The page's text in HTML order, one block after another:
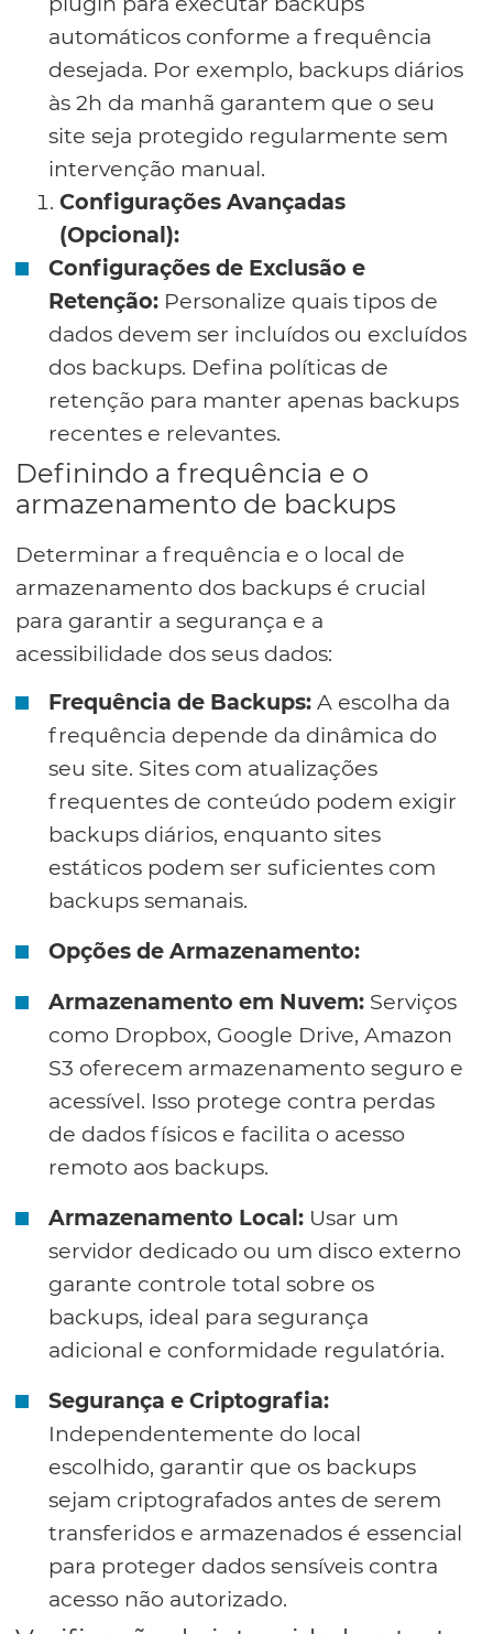
automáticos conforme a frequência
desejada. Por exemplo, backups diários
às 2h da manhã garantem que o seu
site seja protegido regularmente sem
intervenção manual.
Configurações Avançadas
(Opcional):
Configurações de Exclusão e
Retenção: Personalize quais tipos de
dados devem ser incluídos ou excluídos
dos backups. Defina políticas de
retenção para manter apenas backups
recentes e relevantes.
Definindo a frequência e o
armazenamento de backups
Determinar a frequência e o local de
armazenamento dos backups é crucial
para garantir a segurança e a
acessibilidade dos seus dados:
Frequência de Backups: A escolha da
frequência depende da dinâmica do
seu site. Sites com atualizações
frequentes de conteúdo podem exigir
backups diários, enquanto sites
estáticos podem ser suficientes com
backups semanais.
Opções de Armazenamento:
Armazenamento em Nuvem: Serviços
como Dropbox, Google Drive, Amazon
S3 oferecem armazenamento seguro e
acessível. Isso protege contra perdas
de dados físicos e facilita o acesso
remoto aos backups.
Armazenamento Local: Usar um
servidor dedicado ou um disco externo
garante controle total sobre os
backups, ideal para segurança
adicional e conformidade regulatória.
Segurança e Criptografia:
Independentemente do local
escolhido, garantir que os backups
sejam criptografados antes de serem
transferidos e armazenados é essencial
para proteger dados sensíveis contra
acesso não autorizado.